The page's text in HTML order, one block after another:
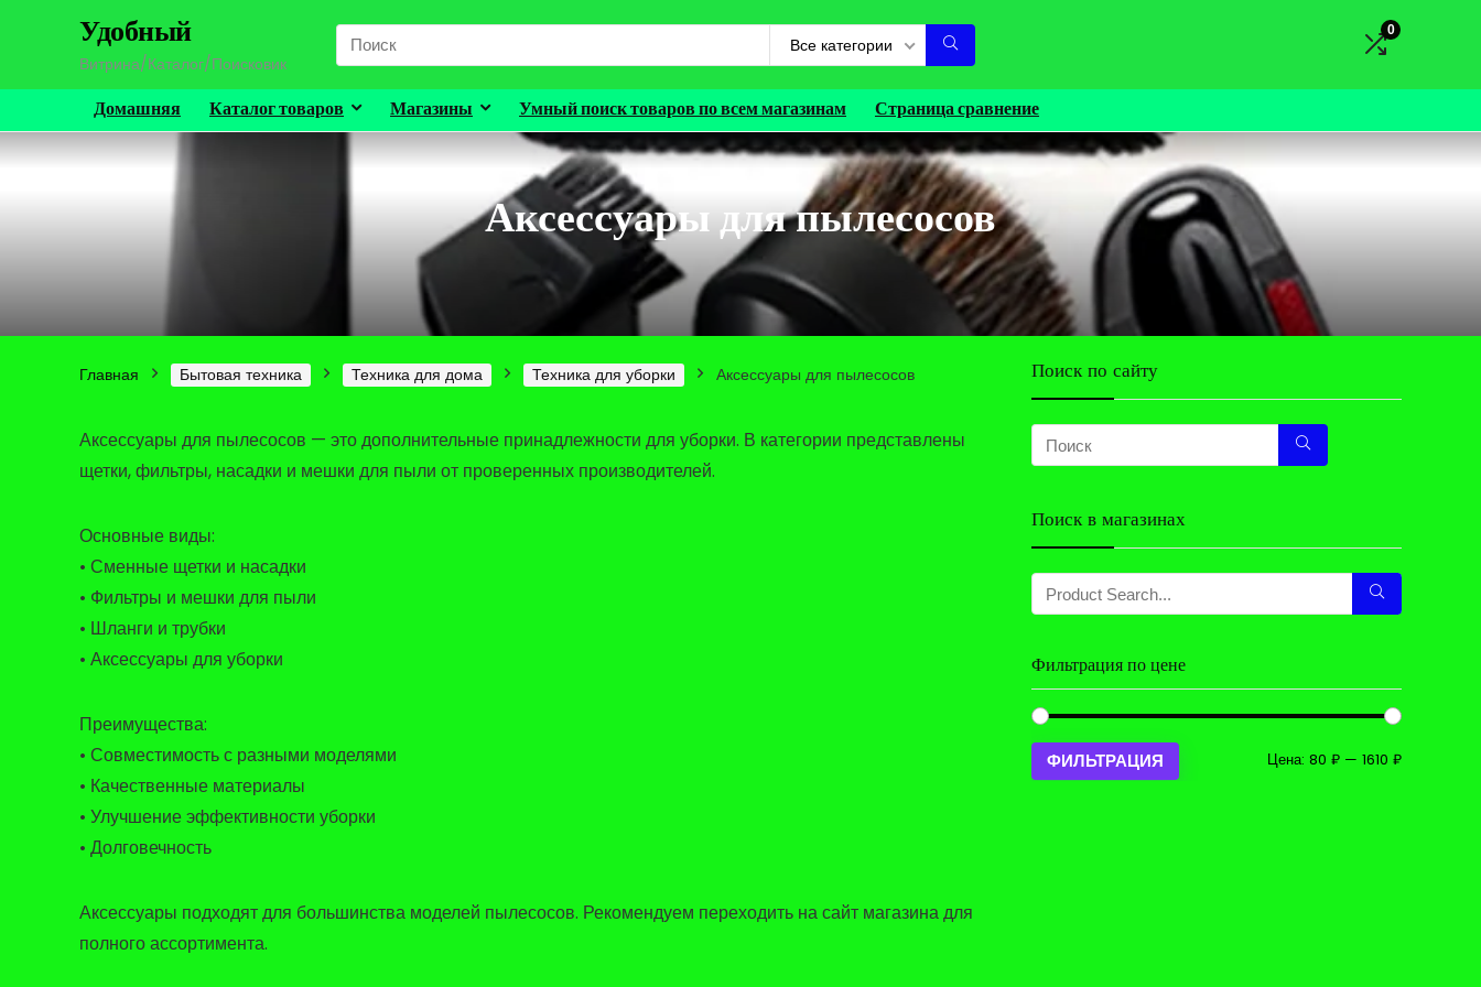
Удобный
Витрина/Каталог/Поисковик
Search
for:
Все категории
0
Домашняя Каталог товаров Магазины Умный поиск товаров по всем магазинам Страница сравнение
Аксессуары для пылесосов
Главная Бытовая техника Техника для дома Техника для уборки Аксессуары для пылесосов
Аксессуары для пылесосов — это дополнительные принадлежности для уборки. В категории представлены
щетки, фильтры, насадки и мешки для пыли от проверенных производителей.
Основные виды:
• Сменные щетки и насадки
• Фильтры и мешки для пыли
• Шланги и трубки
• Аксессуары для уборки
Преимущества:
• Совместимость с разными моделями
• Качественные материалы
• Улучшение эффективности уборки
• Долговечность
Аксессуары подходят для большинства моделей пылесосов. Рекомендуем переходить на сайт магазина для
полного ассортимента.
Поиск по сайту
Поиск в магазинах
Фильтрация по цене
ФИЛЬТРАЦИЯ Цена: 80 ₽ — 1610 ₽